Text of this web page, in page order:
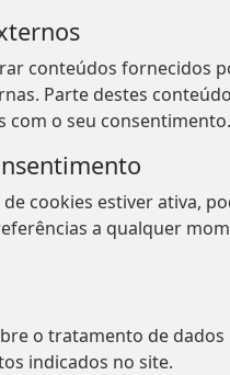
conteúdos fornecidos
Parte destes
com o seu consentimento.
cookies estiver ativa,
a qualquer
o tratamento de dados
indicados no site.